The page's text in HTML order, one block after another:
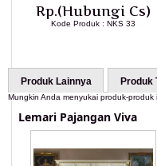
Rp.(Hubungi Cs)
Kode Produk : NKS 33
Produk Lainnya Produk
Mungkin Anda menyukai produk-produk
Lemari Pajangan Viva